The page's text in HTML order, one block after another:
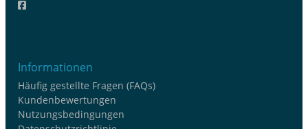
Informationen
Häufig gestellte Fragen (FAQs)
Kundenbewertungen
Nutzungsbedingungen